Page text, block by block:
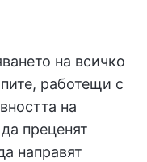
на всичко
работещи с
на
преценят
направят